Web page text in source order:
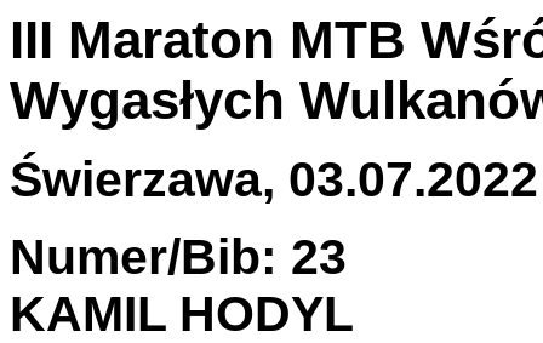
III Maraton MTB
Wygasłych
Świerzawa,
Numer/Bib: 23
KAMIL HODYL